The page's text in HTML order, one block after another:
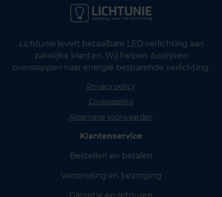
Lichtunielevert betaalbare LED verlichting aan
zakelijke klanten. Wij helpen bedrijven
overstappen naar energie besparende verlichting.
Privacy policy
Cookiebeleid
Algemene voorwaarden
Klantenservice
Bestellen en betalen
Verzending en bezorging